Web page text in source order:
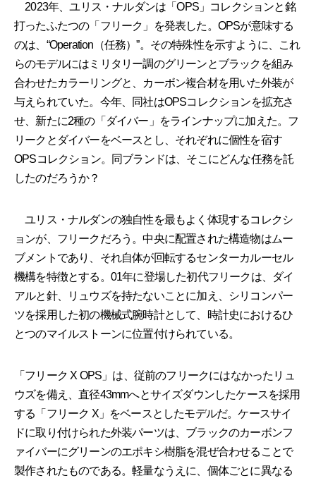
2023年、ユリス・ナルダンは「OPS」コレクションと銘
打ったふたつの「フリーク」を発表した。OPSが意味する
のは、“Operation（任務）”。その特殊性を示すように、これ
らのモデルにはミリタリー調のグリーンとブラックを組み
合わせたカラーリングと、カーボン複合材を用いた外装が
与えられていた。今年、同社はOPSコレクションを拡充さ
せ、新たに2種の「ダイバー」をラインナップに加えた。フ
リークとダイバーをベースとし、それぞれに個性を宿す
OPSコレクション。同ブランドは、そこにどんな任務を託
したのだろうか？
ユリス・ナルダンの独自性を最もよく体現するコレクシ
ョンが、フリークだろう。中央に配置された構造物はムー
ブメントであり、それ自体が回転するセンターカルーセル
機構を特徴とする。01年に登場した初代フリークは、ダイ
アルと針、リュウズを持たないことに加え、シリコンパー
ツを採用した初の機械式腕時計として、時計史におけるひ
とつのマイルストーンに位置付けられている。
「フリーク X OPS」は、従前のフリークにはなかったリュ
ウズを備え、直径43mmへとサイズダウンしたケースを採用
する「フリーク X」をベースとしたモデルだ。ケースサイ
ドに取り付けられた外装パーツは、ブラックのカーボンフ
ァイバーにグリーンのエポキシ樹脂を混ぜ合わせることで
製作されたものである。軽量なうえに、個体ごとに異なる